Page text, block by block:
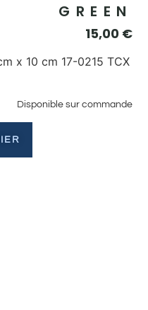
GREEN
15,00 €
x 10 cm 17-0215 TCX
Disponible sur commande